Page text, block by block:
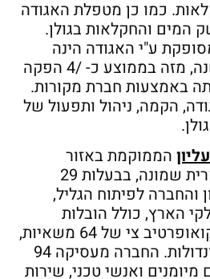
כמו כן מטפלת האגודה
המים והחקלאות בגולן.
ע"י האגודה הינה
כ-41 מלמ"ק מים לשנה, מזה בממוצע כ- /4 הפקה
1/4 אספקתה באמצעות חברת מקורות.
הקמה, ניהול ותפעול של
הממוקמת באזור
התעשייה הדרומי בקרית שמונה, בבעלות 29
והחברה לפיתוח הגליל,
הארץ, כולל הובלות
מורכבות. בבעלות הקואופרטיב צי של 64 משאיות,
172 נגררים ו- 108 גונדולות. החברה מעסיקה 94
מיומנים ואנשי טכני, שירות